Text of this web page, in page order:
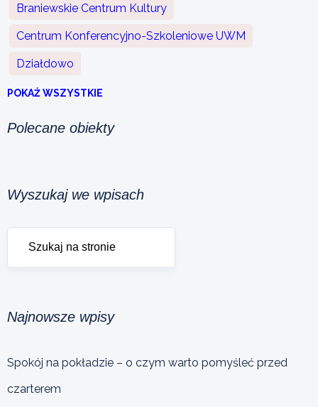
Braniewskie Centrum Kultury
Centrum Konferencyjno-Szkoleniowe UWM
Działdowo
POKAŻ WSZYSTKIE
Polecane obiekty
Wyszukaj we wpisach
Najnowsze wpisy
Spokój na pokładzie – o czym warto pomyśleć przed
czarterem